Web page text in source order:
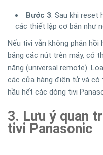
Bước 3: Sau khi reset
các thiết lập cơ bản như
Nếu tivi vẫn không phản
bằng các nút trên máy, có
năng (universal remote).
các cửa hàng điện tử và
hầu hết các dòng tivi
3. Lưu ý quan
tivi Panasonic